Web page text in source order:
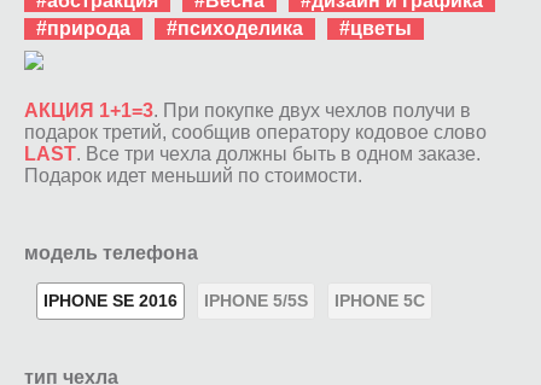
#природа
#психоделика #цветы
АКЦИЯ 1+1=3. При покупке двух чехлов получи в
подарок третий, сообщив оператору кодовое слово
LAST. Все три чехла должны быть в одном заказе.
Подарок идет меньший по стоимости.
модель телефона
IPHONE SE 2016 IPHONE 5/5S IPHONE 5C
тип чехла